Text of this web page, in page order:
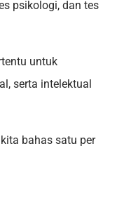
psikologi, dan tes
untuk
serta intelektual
bahas satu per